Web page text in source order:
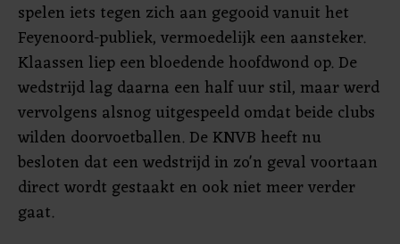
spelen iets tegen zich aan gegooid vanuit het
Feyenoord-publiek, vermoedelijk een aansteker.
Klaassen liep een bloedende hoofdwond op. De
wedstrijd lag daarna een half uur stil, maar werd
vervolgens alsnog uitgespeeld omdat beide clubs
wilden doorvoetballen. De KNVB heeft nu
besloten dat een wedstrijd in zo'n geval voortaan
direct wordt gestaakt en ook niet meer verder
gaat.